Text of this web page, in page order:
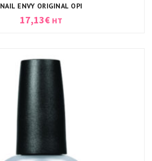
NAIL ENVY ORIGINAL OPI
17,13€ HT